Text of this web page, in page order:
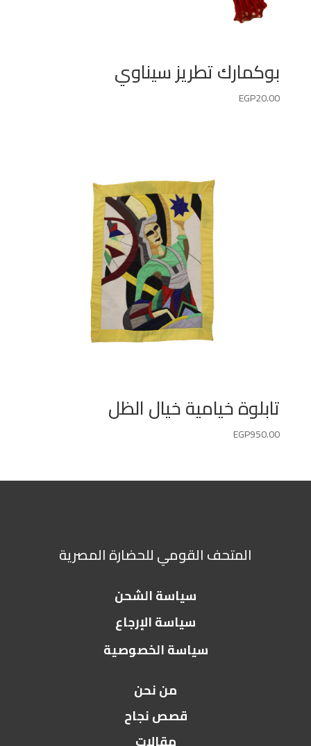
بوكمارك تطريز سيناوي
EGP20.00
تابلوة خيامية خيال الظل
EGP950.00
المتحف القومي للحضارة المصرية
سياسة الشحن
سياسة الإرجاع
سياسة الخصوصية
من نحن
قصص نجاح